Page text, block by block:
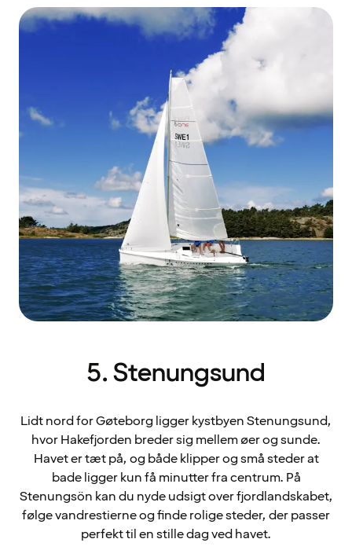
5. Stenungsund
Lidt nord for Gøteborg ligger kystbyen Stenungsund,
hvor Hakefjorden breder sig mellem øer og sunde.
Havet er tæt på, og både klipper og små steder at
bade ligger kun få minutter fra centrum. På
Stenungsön kan du nyde udsigt over fjordlandskabet,
følge vandrestierne og finde rolige steder, der passer
perfekt til en stille dag ved havet.